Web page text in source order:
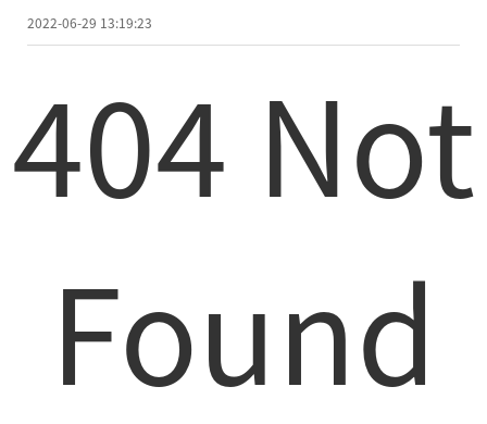
2022-06-29 13:19:23
404 Not
Found